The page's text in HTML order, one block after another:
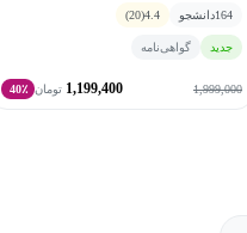
164دانشجو 4.4
(20)
جدید گواهی‌نامه
1,999,000
1,199,400 تومان 40٪